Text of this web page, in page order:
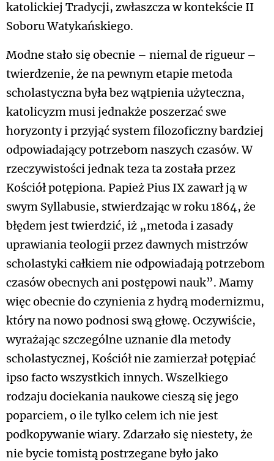
katolickiej Tradycji, zwłaszcza w kontekście II
Soboru Watykańskiego.
Modne stało się obecnie – niemal de rigueur –
twierdzenie, że na pewnym etapie metoda
scholastyczna była bez wątpienia użyteczna,
katolicyzm musi jednakże poszerzać swe
horyzonty i przyjąć system filozoficzny bardziej
odpowiadający potrzebom naszych czasów. W
rzeczywistości jednak teza ta została przez
Kościół potępiona. Papież Pius IX zawarł ją w
swym Syllabusie, stwierdzając w roku 1864, że
błędem jest twierdzić, iż „metoda i zasady
uprawiania teologii przez dawnych mistrzów
scholastyki całkiem nie odpowiadają potrzebom
czasów obecnych ani postępowi nauk”. Mamy
więc obecnie do czynienia z hydrą modernizmu,
który na nowo podnosi swą głowę. Oczywiście,
wyrażając szczególne uznanie dla metody
scholastycznej, Kościół nie zamierzał potępiać
ipso facto wszystkich innych. Wszelkiego
rodzaju dociekania naukowe cieszą się jego
poparciem, o ile tylko celem ich nie jest
podkopywanie wiary. Zdarzało się niestety, że
nie bycie tomistą postrzegane było jako